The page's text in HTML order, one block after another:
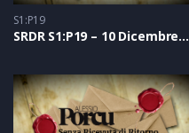
S1:P19
SRDR S1:P19 – 10 Dicembre 2020